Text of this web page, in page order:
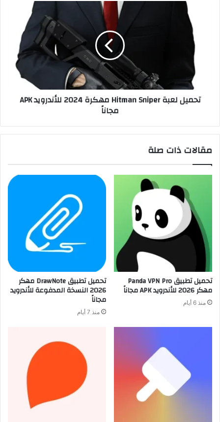
تحميل لعبة Hitman Sniper مهكرة 2024 للأندرويد APK
مجاناً
مقالات ذات صلة
تحميل تطبيق Panda VPN Pro
مهكر 2026 للأندرويد APK مجاناً
منذ 6 أيام
تحميل تطبيق DrawNote مهكر
2026 النسخة المدفوعة للأندرويد
مجاناً
منذ 7 أيام